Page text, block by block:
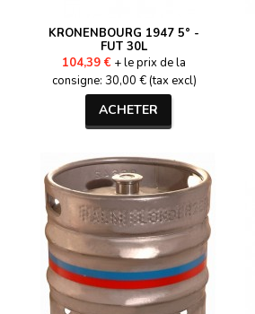
KRONENBOURG 1947 5° -
FUT 30L
104,39 € + le prix de la
consigne: 30,00 € (tax excl)
ACHETER